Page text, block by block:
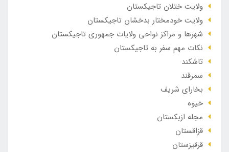
ولایت ختلان تاجیکستان
ولایت خودمختار بدخشان تاجیکستان
شهرها و مراکز نواحی ولایات جمهوری تاجیکستان
نکات مهم سفر به تاجیکستان
تاشکند
سمرقند
بخارای شریف
خیوه
مجله ازبکستان
قزاقستان
قرقیزستان